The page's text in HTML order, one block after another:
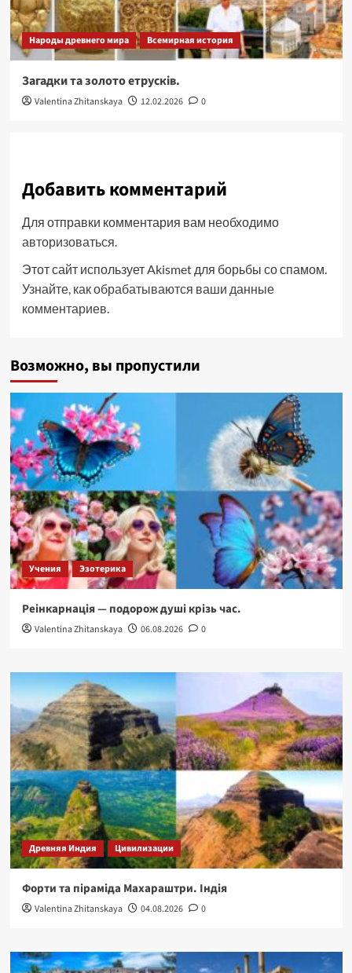
Народы древнего мира Всемирная история
Загадки та золото етрусків.
Valentina Zhitanskaya 12.02.2026 0
Добавить комментарий
Для отправки комментария вам необходимо
авторизоваться.
Этот сайт использует Akismet для борьбы со спамом.
Узнайте, как обрабатываются ваши данные
комментариев.
Возможно, вы пропустили
Учения Эзотерика
Реінкарнація — подорож душі крізь час.
Valentina Zhitanskaya 06.08.2026 0
Древняя Индия Цивилизации
Форти та піраміда Махараштри. Індія
Valentina Zhitanskaya 04.08.2026 0